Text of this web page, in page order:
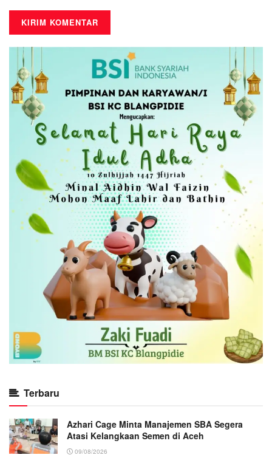
Terbaru
Azhari Cage Minta Manajemen SBA Segera
Atasi Kelangkaan Semen di Aceh
09/08/2026